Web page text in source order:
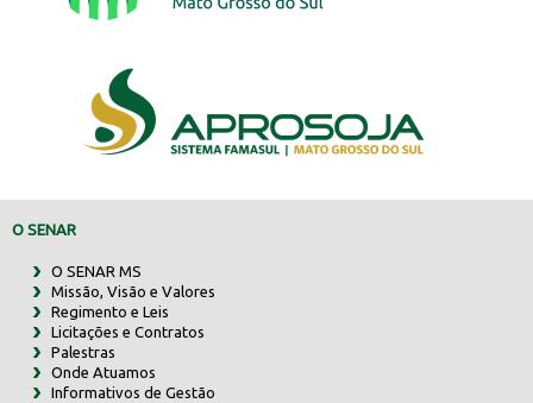
O SENAR
O SENAR MS
Missão, Visão e Valores
Regimento e Leis
Licitações e Contratos
Palestras
Onde Atuamos
Informativos de Gestão